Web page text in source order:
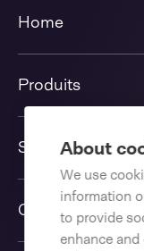
About
We use
information
to provide
enhance
Home
Produits
Solutions
Contactez-nous